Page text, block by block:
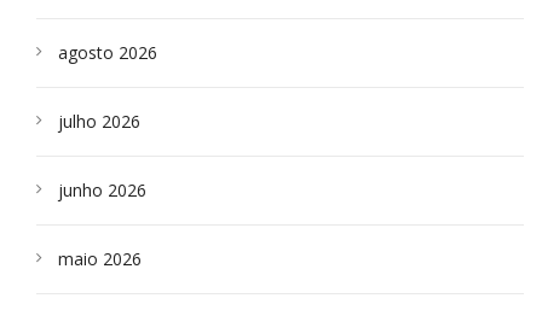
agosto 2026
julho 2026
junho 2026
maio 2026